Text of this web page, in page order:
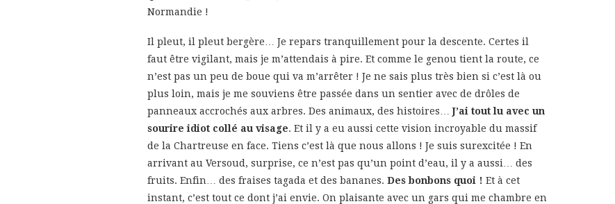
Normandie !
Il pleut, il pleut bergère… Je repars tranquillement pour la descente. Certes il
faut être vigilant, mais je m’attendais à pire. Et comme le genou tient la route, ce
n’est pas un peu de boue qui va m’arrêter ! Je ne sais plus très bien si c’est là ou
plus loin, mais je me souviens être passée dans un sentier avec de drôles de
panneaux accrochés aux arbres. Des animaux, des histoires…J’ai tout lu avec un
sourire idiot collé au visage. Et il y a eu aussi cette vision incroyable du massif
de la Chartreuse en face. Tiens c’est là que nous allons ! Je suis surexcitée ! En
arrivant au Versoud, surprise, ce n’est pas qu’un point d’eau, il y a aussi… des
fruits. Enfin… des fraises tagada et des bananes. Des bonbons quoi ! Et à cet
instant, c’est tout ce dont j’ai envie. On plaisante avec un gars qui me chambre en